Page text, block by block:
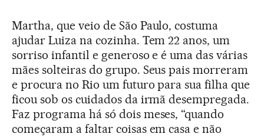
Martha, que veio de São Paulo, costuma
ajudar Luiza na cozinha. Tem 22 anos, um
sorriso infantil e generoso e é uma das várias
mães solteiras do grupo. Seus pais morreram
e procura no Rio um futuro para sua filha que
ficou sob os cuidados da irmã desempregada.
Faz programa há só dois meses, “quando
começaram a faltar coisas em casa e não